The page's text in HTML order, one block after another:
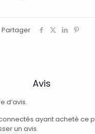
Partager
Avis
d’avis.
ayant acheté ce
un avis.